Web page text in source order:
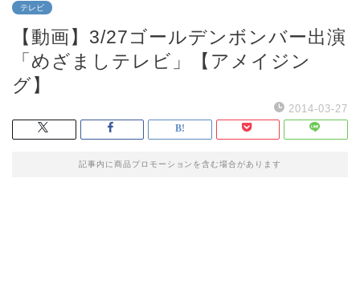
テレビ
【動画】3/27ゴールデンボンバー出演
「めざましテレビ」【アメイジン
グ】
2014-03-27
記事内に商品プロモーションを含む場合があります